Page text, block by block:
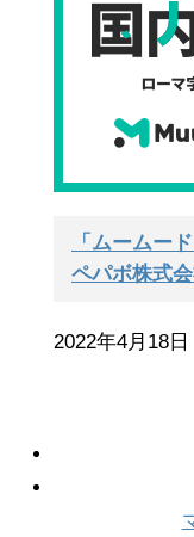
「ムームー
ペパボ株式
2022年4月18日